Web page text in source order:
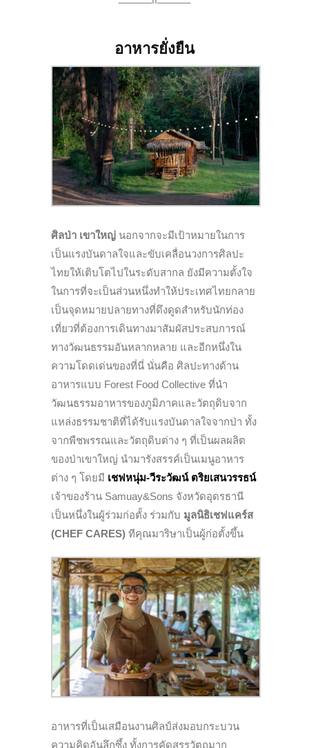
อาหารยั่งยืน
ศิลป่า เขาใหญ่ นอกจากจะมีเป้าหมายในการ
เป็นแรงบันดาลใจและขับเคลื่อนวงการศิลปะ
ไทยให้เติบโตไปในระดับสากล ยังมีความตั้งใจ
ในการที่จะเป็นส่วนหนึ่งทำให้ประเทศไทยกลาย
เป็นจุดหมายปลายทางที่ดึงดูดสำหรับนักท่อง
เที่ยวที่ต้องการเดินทางมาสัมผัสประสบการณ์
ทางวัฒนธรรมอันหลากหลาย และอีกหนึ่งใน
ความโดดเด่นของที่นี่ นั่นคือ ศิลปะทางด้าน
อาหารแบบ Forest Food Collective ที่นำ
วัฒนธรรมอาหารของภูมิภาคและวัตถุดิบจาก
แหล่งธรรมชาติที่ได้รับแรงบันดาลใจจากป่า ทั้ง
จากพืชพรรณและวัตถุดิบต่าง ๆ ที่เป็นผลผลิต
ของป่าเขาใหญ่ นำมารังสรรค์เป็นเมนูอาหาร
ต่าง ๆ โดยมี เชฟหนุ่ม-วีระวัฒน์ ตริยเสนวรรธน์
เจ้าของร้าน Samuay&Sons จังหวัดอุดรธานี
เป็นหนึ่งในผู้ร่วมก่อตั้ง ร่วมกับ มูลนิธิเชฟแคร์ส
(CHEF CARES) ทีคุณมาริษาเป็นผู้ก่อตั้งขึ้น
อาหารที่เป็นเสมือนงานศิลป์ส่งมอบกระบวน
ความคิดอันลึกซึ้ง ทั้งการคัดสรรวัตถุมาก